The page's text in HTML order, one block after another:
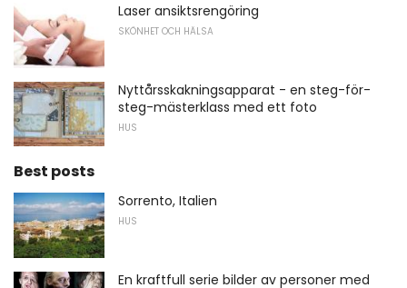
Laser ansiktsrengöring
SKÖNHET OCH HÄLSA
Nyttårsskakningsapparat - en steg-för-
steg-mästerklass med ett foto
HUS
Best posts
Sorrento, Italien
HUS
En kraftfull serie bilder av personer med